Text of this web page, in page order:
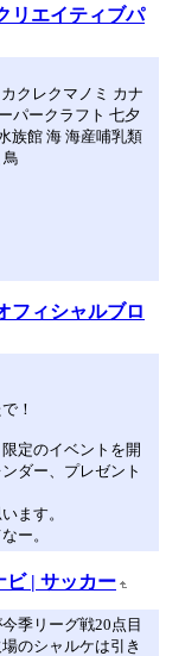
リエイティブパ
クレクマノミ カナ
パークラフト 七夕
族館 海 海産哺乳類
鳥
フィシャルブロ
！
定のイベントを開
ダー、プレゼント
ます。
ー。
ビ | サッカー
季リーグ戦20点目
のシャルケは引き